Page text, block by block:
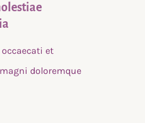
et
doloremque